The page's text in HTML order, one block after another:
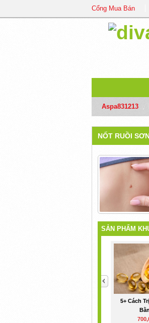
Cổng Mua Bán
Aspa831213
NỐT RUỒI
SẢN PHẨM
5+ Cách